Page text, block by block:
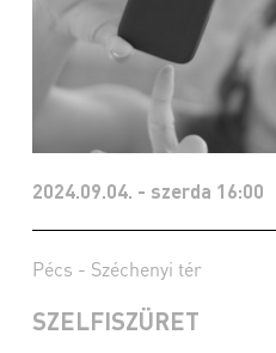
2024.09.04. - szerda 16:00
Pécs - Széchenyi tér
SZELFISZÜRET